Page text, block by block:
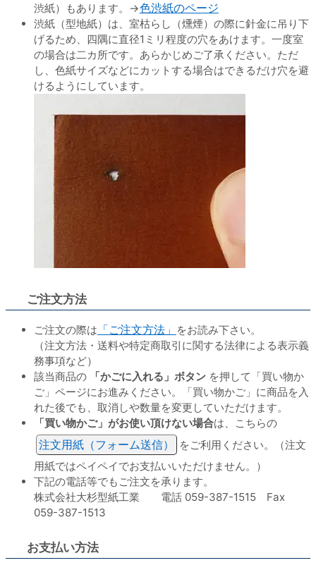
渋紙）もあります。→色渋紙のページ
渋紙（型地紙）は、室枯らし（燻煙）の際に針金に吊り下
げるため、四隅に直径1ミリ程度の穴をあけます。一度室
の場合は二カ所です。あらかじめご了承ください。ただ
し、色紙サイズなどにカットする場合はできるだけ穴を避
けるようにしています。
ご注文方法
ご注文の際は 「ご注文方法」 をお読み下さい。
（注文方法・送料や特定商取引に関する法律による表示義
務事項など）
該当商品の
「かごに入れる」ボタン を押して「買い物か
ご」ページにお進みください。「買い物かご」に商品を入
れた後でも、取消しや数量を変更していただけます。
「買い物かご」がお使い頂けない場合は、こちらの
注文用紙（フォーム送信）
をご利用ください。（注文
用紙ではペイペイでお支払いいただけません。）
下記の電話等でもご注文を承ります。
株式会社大杉型紙工業 電話 059-387-1515 Fax
059-387-1513
お支払い方法